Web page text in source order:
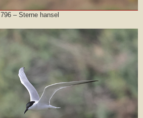
796 – Sterne hansel